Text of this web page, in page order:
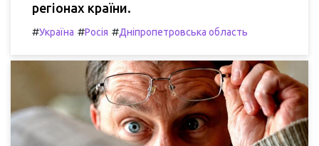
регіонах країни.
#Україна #Росія #Дніпропетровська область